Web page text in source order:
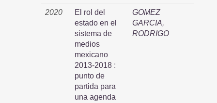
2020
El rol del
estado en el
sistema de
medios
mexicano
2013-2018 :
punto de
partida para
una agenda
GOMEZ
GARCIA,
RODRIGO